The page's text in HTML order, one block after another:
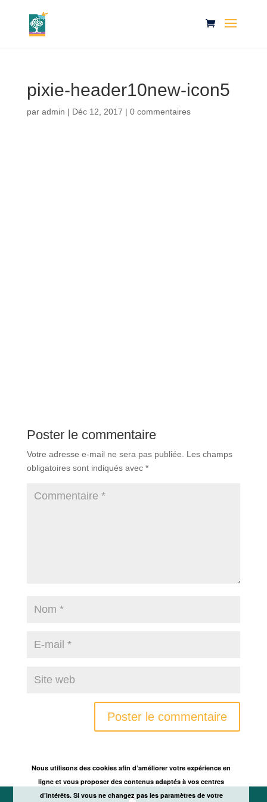
pixie-header10new-icon5
par admin | Déc 12, 2017 | 0 commentaires
Poster le commentaire
Votre adresse e-mail ne sera pas publiée.
Les champs
obligatoires sont indiqués avec *
Nous utilisons des cookies afin d’améliorer votre expérience en
ligne et vous proposer des contenus adaptés à vos centres
d’intérêts. Si vous ne changez pas les paramètres de votre